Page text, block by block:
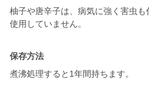
柚子や唐辛子は、病気に強く害虫
使用していません。
保存方法
煮沸処理すると1年間持ちます。